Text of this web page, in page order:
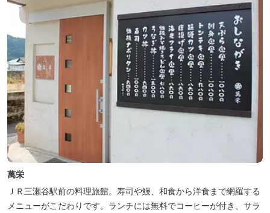
萬栄
ＪＲ三瀬谷駅前の料理旅館。寿司や鰻、和食から洋食まで網羅する
メニューがこだわりです。ランチには無料でコーヒーが付き、サラ